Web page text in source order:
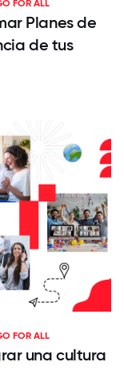
FOR ALL
Planes de
de tus
FOR ALL
una cultura